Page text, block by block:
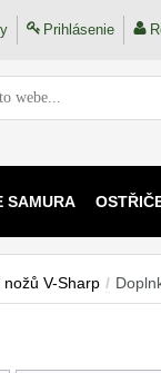
Prihlásenie
SAMURA
nožů V-Sharp /